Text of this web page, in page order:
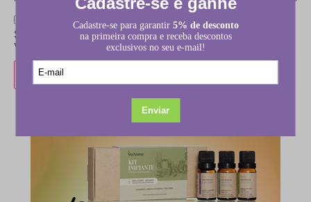
Salvar meus dados neste navegador para a próxima
vez que eu comentar.